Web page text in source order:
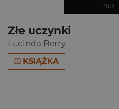
Złe uczynki
Lucinda Berry
KSIĄŻKA